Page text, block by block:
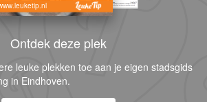
Ontdek deze plek
leuke plekken toe aan je eigen stadsgids
in Eindhoven.